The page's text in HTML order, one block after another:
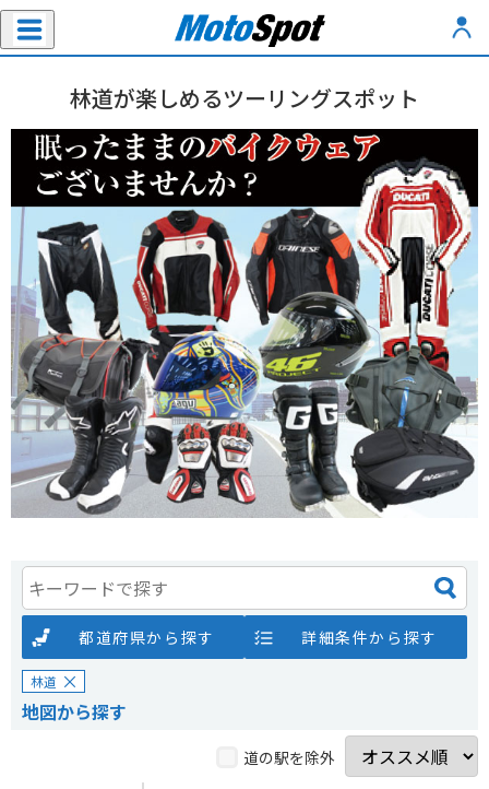
林道が楽しめるツーリングスポット
都道府県から探す 詳細条件から探す
林道
地図から探す
道の駅を除外